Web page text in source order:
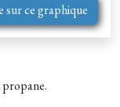
sur ce graphique